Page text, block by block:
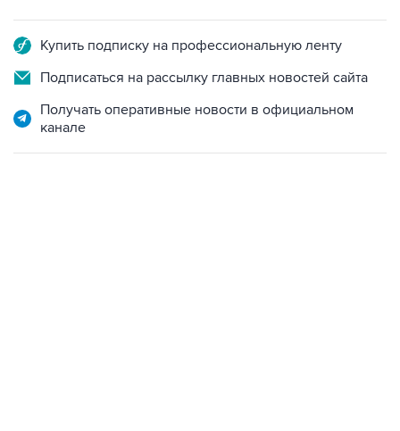
Купить подписку на профессиональную ленту
Подписаться на рассылку главных новостей сайта
Получать оперативные новости в официальном
канале